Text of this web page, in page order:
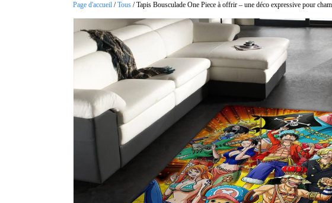
Page d'accueil /Tous /Tapis Bousculade One Piece à offrir – une déco expressive pour